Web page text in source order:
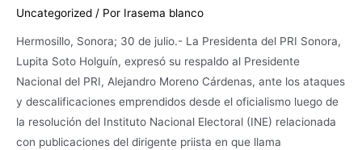
Uncategorized / Por Irasema blanco
Hermosillo, Sonora; 30 de julio.- La Presidenta del PRI Sonora,
Lupita Soto Holguín, expresó su respaldo al Presidente
Nacional del PRI, Alejandro Moreno Cárdenas, ante los ataques
y descalificaciones emprendidos desde el oficialismo luego de
la resolución del Instituto Nacional Electoral (INE) relacionada
con publicaciones del dirigente priista en que llama